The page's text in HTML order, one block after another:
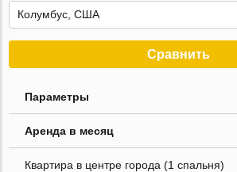
Сравнить
Параметры
Аренда в месяц
Квартира в центре города (1 спальня)